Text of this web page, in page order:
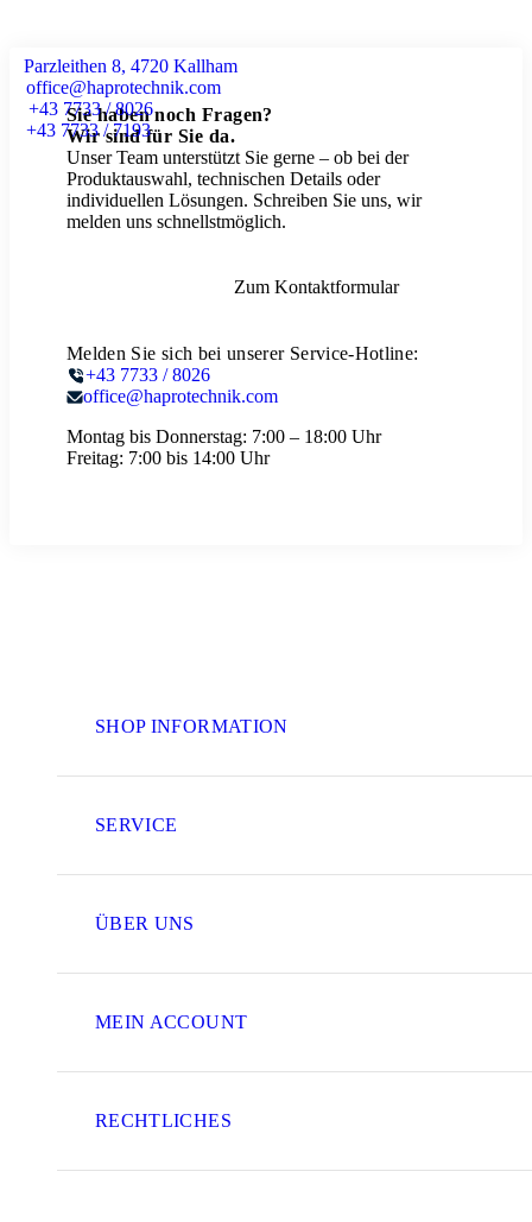
Parzleithen 8, 4720 Kallham
office@haprotechnik.com
+43 7733 / 8026
+43 7733 / 7193
Sie haben noch Fragen?
Wir sind für Sie da.
Unser Team unterstützt Sie gerne – ob bei der
Produktauswahl, technischen Details oder
individuellen Lösungen. Schreiben Sie uns, wir
melden uns schnellstmöglich.
Zum Kontaktformular
Melden Sie sich bei unserer Service-Hotline:
+43 7733 / 8026
office@haprotechnik.com
Montag bis Donnerstag: 7:00 – 18:00 Uhr
Freitag: 7:00 bis 14:00 Uhr
SHOP INFORMATION
SERVICE
ÜBER UNS
MEIN ACCOUNT
RECHTLICHES